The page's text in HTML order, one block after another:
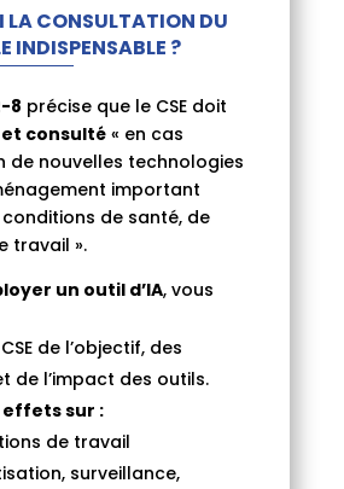
LA CONSULTATION DU
INDISPENSABLE ?
8 précise que le CSE doit
consulté« en cas
de nouvelles technologies
important
de santé, de
travail ».
un outil d’IA, vous
de l’objectif, des
de l’impact des outils.
effets sur :
de travail
surveillance,